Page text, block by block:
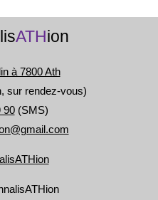
ATHion
à 7800 Ath
sur rendez-vous)
90(SMS)